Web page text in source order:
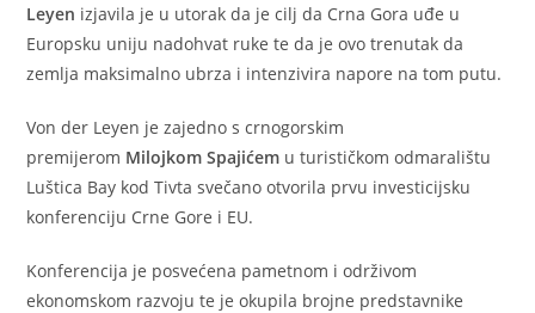
Leyen izjavila je u utorak da je cilj da Crna Gora uđe u
Europsku uniju nadohvat ruke te da je ovo trenutak da
zemlja maksimalno ubrza i intenzivira napore na tom putu.
Von der Leyen je zajedno s crnogorskim
premijerom Milojkom Spajićem u turističkom odmaralištu
Luštica Bay kod Tivta svečano otvorila prvu investicijsku
konferenciju Crne Gore i EU.
Konferencija je posvećena pametnom i održivom
ekonomskom razvoju te je okupila brojne predstavnike